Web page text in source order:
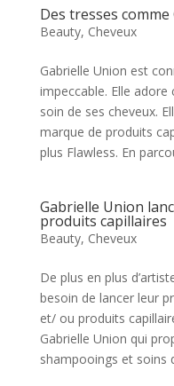
Des tresses
Beauty, Cheveux
Gabrielle Union est
impeccable. Elle
soin de ses cheveux.
marque de produits
plus Flawless. En
Gabrielle Union
produits capillaires
Beauty, Cheveux
De plus en plus
besoin de lancer leur
et/ ou produits
Gabrielle Union qui
shampooings et soins